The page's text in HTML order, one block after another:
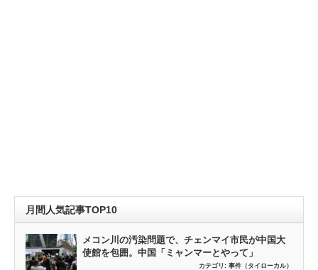
月間人気記事TOP10
メコン川の汚染問題で、チェンマイ市民が中国大
使館を包囲。中国「ミャンマーとやって」
カテゴリ: 事件（タイローカル）